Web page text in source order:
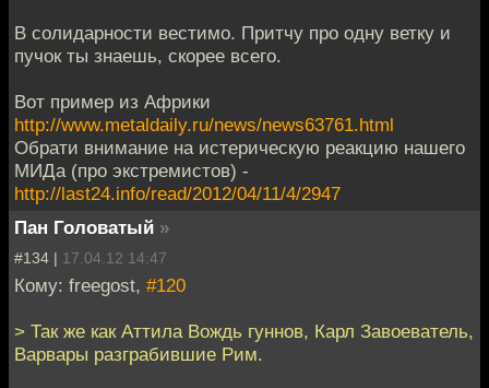
В солидарности вестимо. Притчу про одну ветку и
пучок ты знаешь, скорее всего.
Вот пример из Африки
http://www.metaldaily.ru/news/news63761.html
Обрати внимание на истерическую реакцию нашего
МИДа (про экстремистов) -
http://last24.info/read/2012/04/11/4/2947
Пан Головатый »
#134 | 17.04.12 14:47
Кому: freegost, #120
> Так же как Аттила Вождь гуннов, Карл Завоеватель,
Варвары разграбившие Рим.